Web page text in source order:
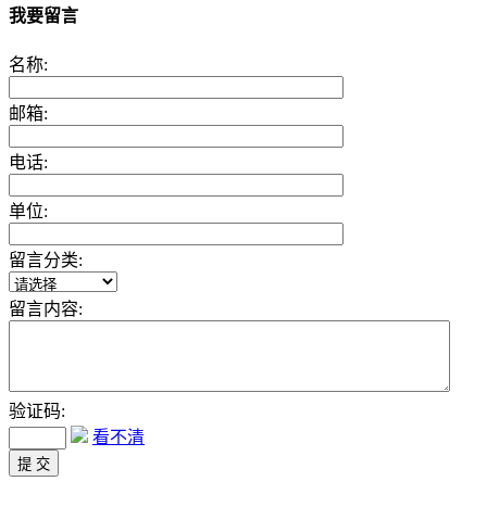
我要留言
名称:
邮箱:
电话:
单位:
留言分类:
留言内容:
验证码:
看不清